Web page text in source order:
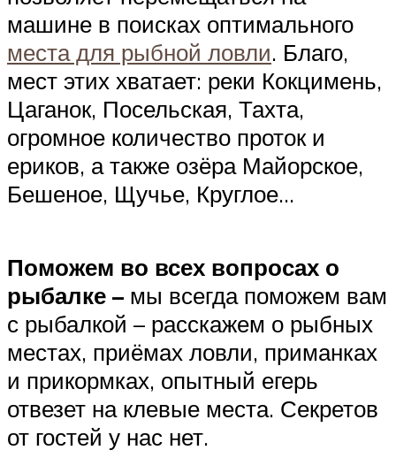
машине в поисках оптимального
места для рыбной ловли. Благо,
мест этих хватает: реки Кокцимень,
Цаганок, Посельская, Тахта,
огромное количество проток и
ериков, а также озёра Майорское,
Бешеное, Щучье, Круглое…
Поможем во всех вопросах о
рыбалке – мы всегда поможем вам
с рыбалкой – расскажем о рыбных
местах, приёмах ловли, приманках
и прикормках, опытный егерь
отвезет на клевые места. Секретов
от гостей у нас нет.